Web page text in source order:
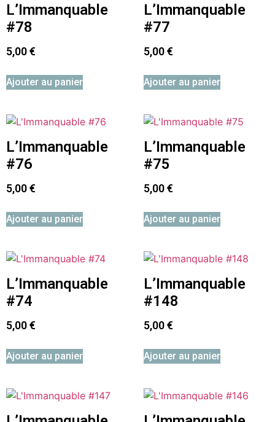
L’Immanquable
#78
5,00€
Ajouter au panier
L’Immanquable
#77
5,00€
Ajouter au panier
L’Immanquable
#76
5,00€
Ajouter au panier
L’Immanquable
#75
5,00€
Ajouter au panier
L’Immanquable
#74
5,00€
Ajouter au panier
L’Immanquable
#148
5,00€
Ajouter au panier